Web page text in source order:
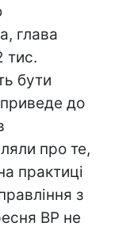
глава
тис.
бути
приведе до
про те,
практиці
з
ВР не